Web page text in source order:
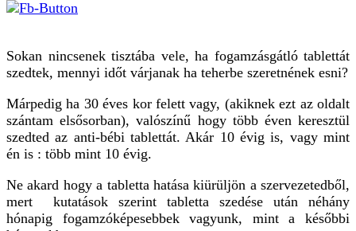
Sokan nincsenek tisztába vele, ha fogamzásgátló tablettát
szedtek, mennyi időt várjanak ha teherbe szeretnének esni?
Márpedig ha 30 éves kor felett vagy, (akiknek ezt az oldalt
szántam elsősorban), valószínű hogy több éven keresztül
szedted az anti-bébi tablettát. Akár 10 évig is, vagy mint
én is : több mint 10 évig.
Ne akard hogy a tabletta hatása kiürüljön a szervezetedből,
mert kutatások szerint tabletta szedése után néhány
hónapig fogamzóképesebbek vagyunk, mint a későbbi